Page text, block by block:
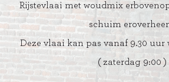
Rijstevlaai met woudmix
schuim
Deze vlaai kan pas vanaf 9.30 uur
( zaterdag 9:00 )